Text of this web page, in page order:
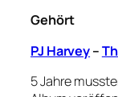
Gehört
PJ Harvey–
5 Jahre